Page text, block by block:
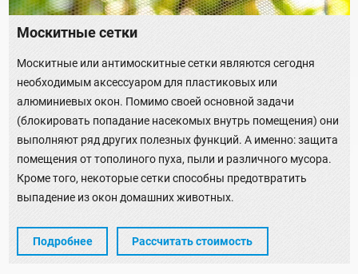
Москитные сетки
Москитные или антимоскитные сетки являются сегодня
необходимым аксессуаром для пластиковых или
алюминиевых окон. Помимо своей основной задачи
(блокировать попадание насекомых внутрь помещения) они
выполняют ряд других полезных функций. А именно: защита
помещения от тополиного пуха, пыли и различного мусора.
Кроме того, некоторые сетки способны предотвратить
выпадение из окон домашних животных.
Подробнее Рассчитать стоимость